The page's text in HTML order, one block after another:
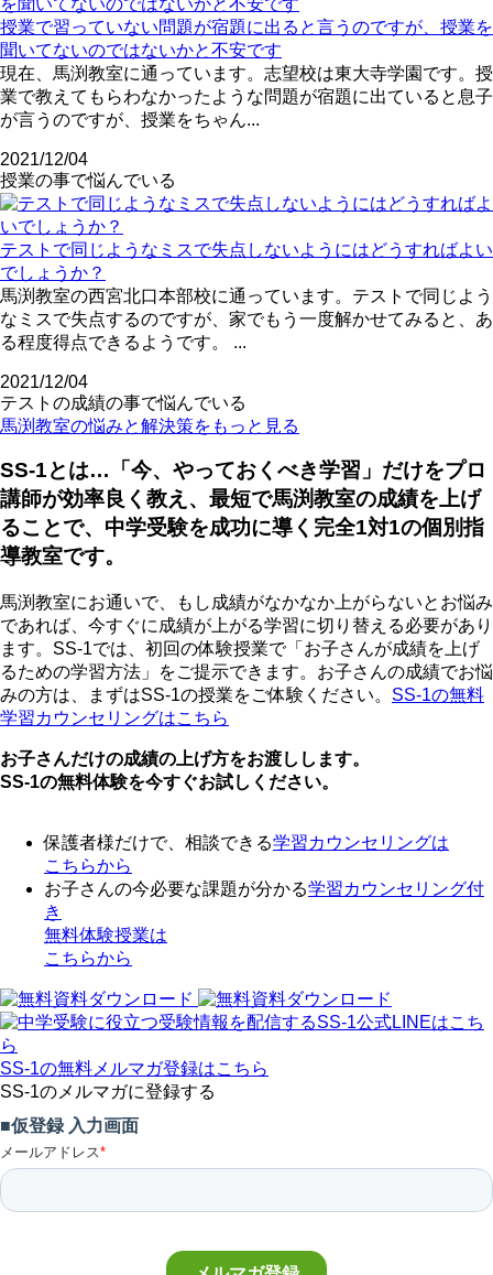
授業で習っていない問題が宿題に出ると言うのですが、授業を
聞いてないのではないかと不安です
現在、馬渕教室に通っています。志望校は東大寺学園です。授
業で教えてもらわなかったような問題が宿題に出ていると息子
が言うのですが、授業をちゃん...
2021/12/04
授業の事で悩んでいる
テストで同じようなミスで失点しないようにはどうすればよい
でしょうか？
馬渕教室の西宮北口本部校に通っています。テストで同じよう
なミスで失点するのですが、家でもう一度解かせてみると、あ
る程度得点できるようです。 ...
2021/12/04
テストの成績の事で悩んでいる
馬渕教室の悩みと解決策をもっと見る
SS-1とは…「今、やっておくべき学習」だけをプロ
講師が効率良く教え、最短で馬渕教室の成績を上げ
ることで、中学受験を成功に導く完全1対1の個別指
導教室です。
馬渕教室にお通いで、もし成績がなかなか上がらないとお悩み
であれば、今すぐに成績が上がる学習に切り替える必要があり
ます。SS-1では、初回の体験授業で「お子さんが成績を上げ
るための学習方法」をご提示できます。お子さんの成績でお悩
みの方は、まずはSS-1の授業をご体験ください。 SS-1の無料
学習カウンセリングはこちら
お子さんだけの成績の上げ方をお渡しします。
SS-1の無料体験を今すぐお試しください。
保護者様だけで、相談できる学習カウンセリングは
こちらから
お子さんの今必要な課題が分かる学習カウンセリング付
き
無料体験授業は
こちらから
SS-1の無料メルマガ登録はこちら
SS-1のメルマガに登録する